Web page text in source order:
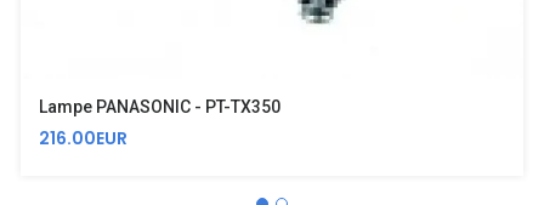
Lampe PANASONIC - PT-TX350
216.00EUR